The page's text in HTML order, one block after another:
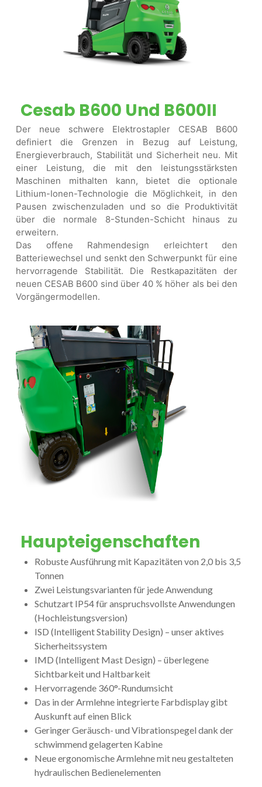
Cesab B600 Und B600II
Der neue schwere Elektrostapler CESAB B600
definiert die Grenzen in Bezug auf Leistung,
Energieverbrauch, Stabilität und Sicherheit neu. Mit
einer Leistung, die mit den leistungsstärksten
Maschinen mithalten kann, bietet die optionale
Lithium-Ionen-Technologie die Möglichkeit, in den
Pausen zwischenzuladen und so die Produktivität
über die normale 8-Stunden-Schicht hinaus zu
erweitern.
Das offene Rahmendesign erleichtert den
Batteriewechsel und senkt den Schwerpunkt für eine
hervorragende Stabilität. Die Restkapazitäten der
neuen CESAB B600 sind über 40 % höher als bei den
Vorgängermodellen.
Haupteigenschaften
Robuste Ausführung mit Kapazitäten von 2,0 bis 3,5
Tonnen
Zwei Leistungsvarianten für jede Anwendung
Schutzart IP54 für anspruchsvollste Anwendungen
(Hochleistungsversion)
ISD (Intelligent Stability Design) – unser aktives
Sicherheitssystem
IMD (Intelligent Mast Design) – überlegene
Sichtbarkeit und Haltbarkeit
Hervorragende 360°-Rundumsicht
Das in der Armlehne integrierte Farbdisplay gibt
Auskunft auf einen Blick
Geringer Geräusch- und Vibrationspegel dank der
schwimmend gelagerten Kabine
Neue ergonomische Armlehne mit neu gestalteten
hydraulischen Bedienelementen